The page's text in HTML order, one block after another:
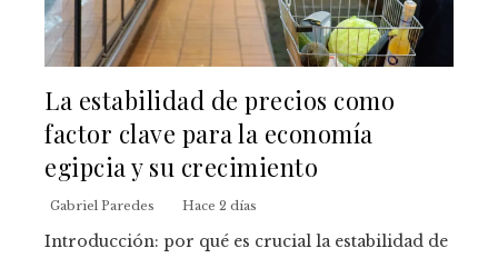
La estabilidad de precios como
factor clave para la economía
egipcia y su crecimiento
Gabriel Paredes Hace 2 días
Introducción: por qué es crucial la estabilidad de